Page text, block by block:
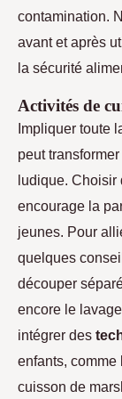
contamination.
avant et après
la sécurité
Activités de
Impliquer toute
peut
ludique. Choisir
encourage la
jeunes. Pour
quelques
découper
encore le
intégrer des
enfants,
cuisson de